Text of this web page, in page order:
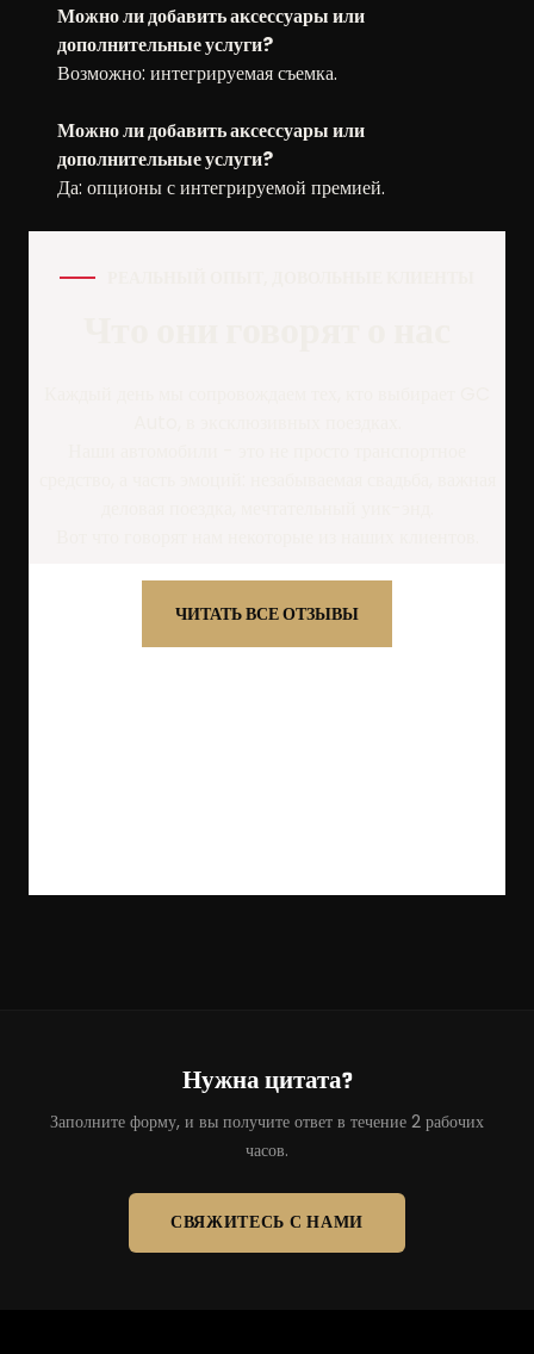
Можно ли добавить аксессуары или
дополнительные услуги?
Возможно: интегрируемая съемка.
Можно ли добавить аксессуары или
дополнительные услуги?
Да: опционы с интегрируемой премией.
ЧИТАТЬ ВСЕ ОТЗЫВЫ
Нужна цитата?
Заполните форму, и вы получите ответ в течение 2 рабочих
часов.
СВЯЖИТЕСЬ С НАМИ